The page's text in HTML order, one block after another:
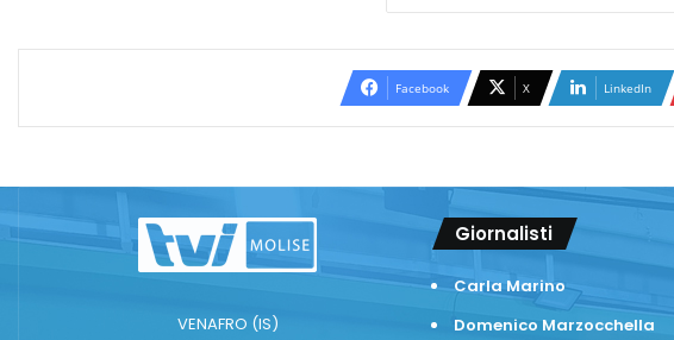
Facebook X LinkedIn
VENAFRO (IS)
Giornalisti
Carla Marino
Domenico Marzocchella